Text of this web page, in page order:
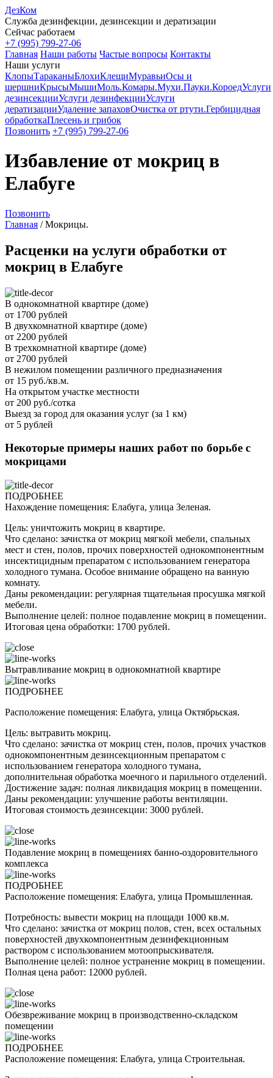
ДезКом
Служба дезинфекции, дезинсекции и дератизации
Сейчас работаем
+7 (995) 799-27-06
Главная Наши работы Частые вопросы Контакты
Наши услуги
КлопыТараканыБлохиКлещиМуравьиОсы и
шершниКрысыМышиМоль.Комары.Мухи.Пауки.КороедУслуги
дезинсекцииУслуги дезинфекцииУслуги
дератизацииУдаление запаховОчистка от ртути.Гербицидная
обработкаПлесень и грибок
Позвонить +7 (995) 799-27-06
Избавление от мокриц в
Елабуге
Позвонить
Главная /Мокрицы.
Расценки на услуги обработки от
мокриц в Елабуге
В однокомнатной квартире (доме)
от 1700 рублей
В двухкомнатной квартире (доме)
от 2200 рублей
В трехкомнатной квартире (доме)
от 2700 рублей
В нежилом помещении различного предназначения
от 15 руб./кв.м.
На открытом участке местности
от 200 руб./сотка
Выезд за город для оказания услуг (за 1 км)
от 5 рублей
Некоторые примеры наших работ по борьбе с
мокрицами
ПОДРОБНЕЕ
Нахождение помещения: Елабуга, улица Зеленая.
Цель: уничтожить мокриц в квартире.
Что сделано: зачистка от мокриц мягкой мебели, спальных
мест и стен, полов, прочих поверхностей однокомпонентным
инсектицидным препаратом с использованием генератора
холодного тумана. Особое внимание обращено на ванную
комнату.
Даны рекомендации: регулярная тщательная просушка мягкой
мебели.
Выполнение целей: полное подавление мокриц в помещении.
Итоговая цена обработки: 1700 рублей.
Вытравливание мокриц в однокомнатной квартире
ПОДРОБНЕЕ
Расположение помещения: Елабуга, улица Октябрьская.
Цель: вытравить мокриц.
Что сделано: зачистка от мокриц стен, полов, прочих участков
однокомпонентным дезинсекционным препаратом с
использованием генератора холодного тумана,
дополнительная обработка моечного и парильного отделений.
Достижение задач: полная ликвидация мокриц в помещении.
Даны рекомендации: улучшение работы вентиляции.
Итоговая стоимость дезинсекции: 3000 рублей.
Подавление мокриц в помещениях банно-оздоровительного
комплекса
ПОДРОБНЕЕ
Расположение помещения: Елабуга, улица Промышленная.
Потребность: вывести мокриц на площади 1000 кв.м.
Что сделано: зачистка от мокриц полов, стен, всех остальных
поверхностей двухкомпонентным дезинфекционным
раствором с использованием мотоопрыскивателя.
Выполнение целей: полное устранение мокриц в помещении.
Полная цена работ: 12000 рублей.
Обезвреживание мокриц в производственно-складском
помещении
ПОДРОБНЕЕ
Расположение помещения: Елабуга, улица Строительная.